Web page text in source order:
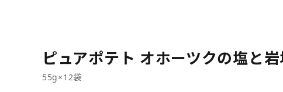
ピュアポテト オホーツクの塩と
55g×12袋